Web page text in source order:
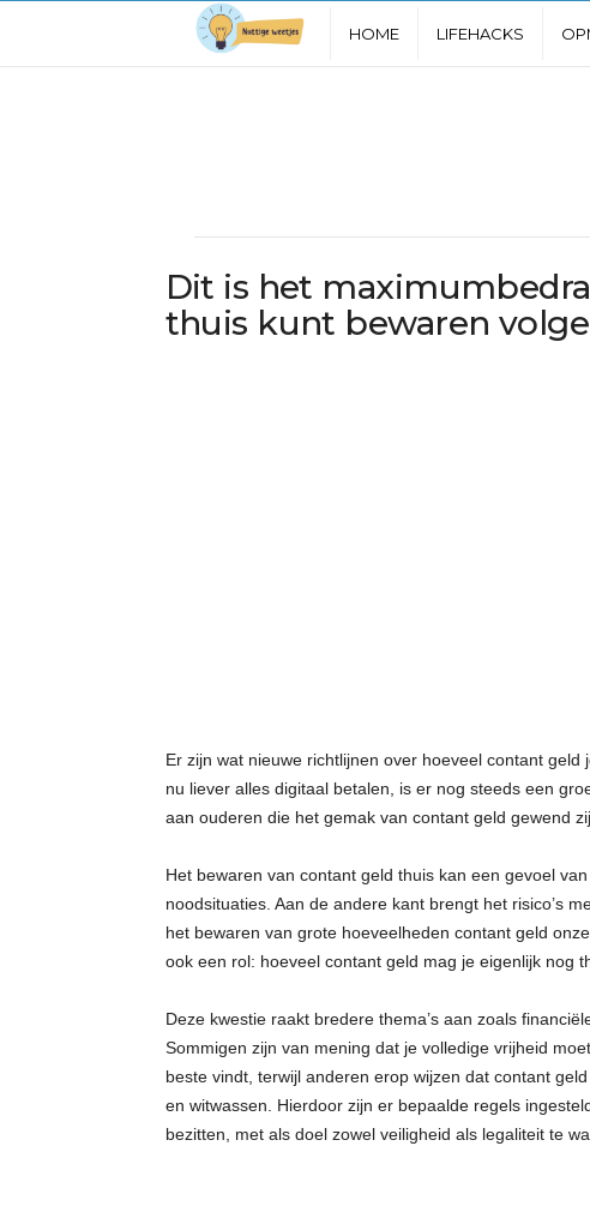
i
g
HOME LIFEHACKS
Dit is het
thuis kunt bewaren
Er zijn wat nieuwe richtlijnen over hoeveel contant
nu liever alles digitaal betalen, is er nog steeds een
aan ouderen die het gemak van contant geld gewend
Het bewaren van contant geld thuis kan een gevoel
noodsituaties. Aan de andere kant brengt het risico’s
het bewaren van grote hoeveelheden contant geld
ook een rol: hoeveel contant geld mag je eigenlijk nog
Deze kwestie raakt bredere thema’s aan zoals
Sommigen zijn van mening dat je volledige vrijheid
beste vindt, terwijl anderen erop wijzen dat contant
en witwassen. Hierdoor zijn er bepaalde regels
bezitten, met als doel zowel veiligheid als legaliteit te